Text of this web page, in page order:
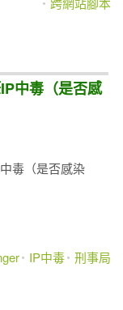
中毒（是否感
毒（是否感染
IP中毒 刑事局